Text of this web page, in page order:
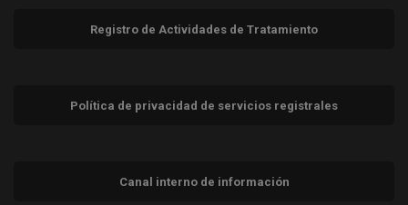
Registro de Actividades de Tratamiento
Política de privacidad de servicios registrales
Canal interno de información